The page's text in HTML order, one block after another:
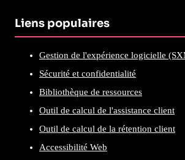
Liens populaires
Gestion de l'expérience logicielle
Sécurité et confidentialité
Bibliothèque de ressources
Outil de calcul de l'assistance client
Outil de calcul de la rétention client
Accessibilité Web